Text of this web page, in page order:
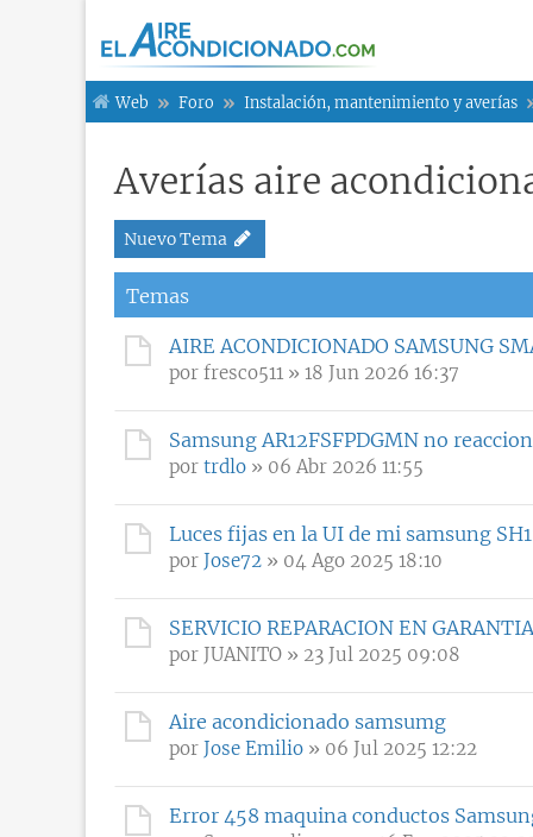
Web Foro Instalación, mantenimiento y averías
Averías aire
Nuevo Tema
Temas
AIRE ACONDICIONADO SAMSUNG
por fresco511 » 18 Jun 2026 16:37
Samsung AR12FSFPDGMN no
por trdlo » 06 Abr 2026 11:55
Luces fijas en la UI de mi samsung
por Jose72 » 04 Ago 2025 18:10
SERVICIO REPARACION EN
por JUANITO » 23 Jul 2025 09:08
Aire acondicionado samsumg
por Jose Emilio » 06 Jul 2025 12:22
Error 458 maquina conductos